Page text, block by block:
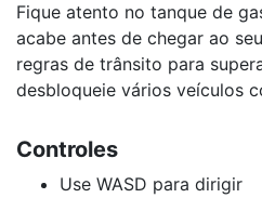
Fique atento no tanque de
acabe antes de chegar ao
regras de trânsito para
desbloqueie vários veículos
Controles
Use WASD para dirigir